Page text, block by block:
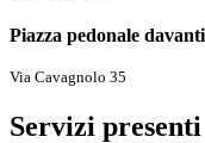
Piazza pedonale
Via Cavagnolo 35
Servizi presenti